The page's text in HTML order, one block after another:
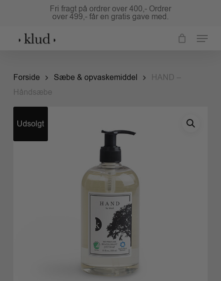
content
Fri fragt på ordrer over 400,- Ordrer
over 499,- får en gratis gave med.
Menu
Forside Sæbe & opvaskemiddel
HAND –
Håndsæbe
Udsolgt
Menu